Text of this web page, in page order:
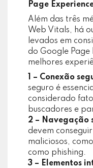
Page
Além das três
Web Vitals, há
levados em
do Google
melhores
1 – Conexão
seguro é
considerado
buscadores e
2 – Navegação
devem
maliciosos,
como phishing.
3 – Elementos